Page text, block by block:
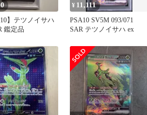
】テツノイサハ
鑑定品
¥ 11,111
PSA10 SV5M 093/071
SAR テツノイサハ ex